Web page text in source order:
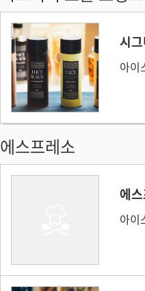
시
아이
에스프레소
에
아이